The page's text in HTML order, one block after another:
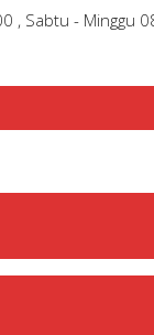
, Sabtu - Minggu